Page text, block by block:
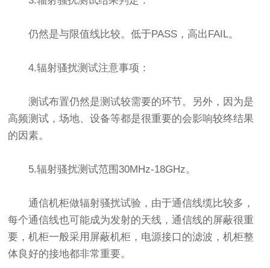
仍然是与限值线比较。低于PASS，高出FAIL。
4.辐射骚扰测试注意事项：
测试布置仍然是测试较需要的环节。另外，因为是
高频测试，场地、设备等都是很重要的会影响较终结果
的因素。
5.辐射骚扰测试范围30MHz-18GHz。
通信机柜做辐射骚扰试验，由于通信线缆比较多，
每个通信线也可能成为发射的天线，通信线的屏蔽很重
要，机柜一般采用屏蔽机柜，电源接口的滤波，机柜整
体良好的接地都非常重要。